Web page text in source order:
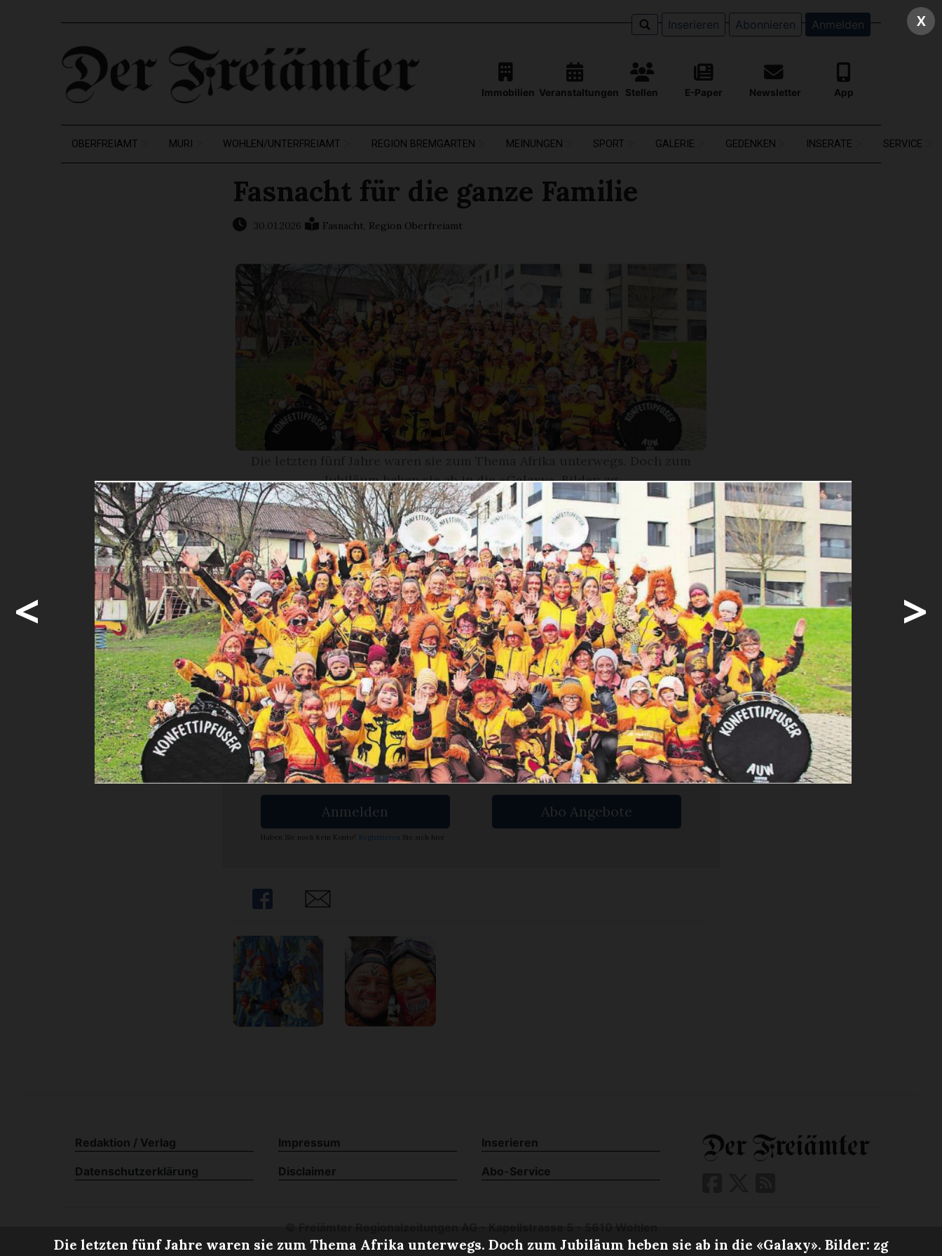
Inserieren Abonnieren Anmelden
Immobilien Veranstaltungen Stellen E-Paper Newsletter App
OBERFREIAMT MURI WOHLEN/UNTERFREIAMT REGION BREMGARTEN MEINUNGEN SPORT GALERIE GEDENKEN INSERATE SERVICE
Fasnacht für die ganze Familie
30.01.2026 Fasnacht, Region Oberfreiamt
Jubiläum heben sie ab in die «Galaxy». Bilder: zg
Die Familiengugge Konfettipfuser aus Auw wird 30 Jahre alt
Sie sind eine der Guggenmusiken im Freiamt. Doch sie sind
speziell. Denn ihre Mitglieder sind Familien. Die meisten
Tamburen-Majoren sind Frauen. Und noch etwas sei sehr speziell,
sagt der aktuelle Präsident ...
Möchten Sie
weiterlesen?
Ja. Ich bin
Abonnent.
Anmelden
Haben Sie noch kein Konto? Registrieren Sie sich hier
Ja. Ich benötige
ein Abo.
Abo Angebote
Share Share
X
Die letzten fünf Jahre waren sie zum Thema Afrika unterwegs. Doch zum Jubiläum heben sie ab in die «Galaxy». Bilder: zg
< >
Redaktion / Verlag Impressum Inserieren
Datenschutzerklärung Disclaimer Abo-Service